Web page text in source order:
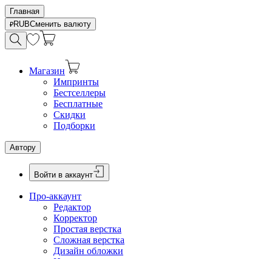
Главная
RUBСменить валюту
Магазин
Импринты
Бестселлеры
Бесплатные
Скидки
Подборки
Автору
Войти в аккаунт
Про-аккаунт
Редактор
Корректор
Простая верстка
Сложная верстка
Дизайн обложки